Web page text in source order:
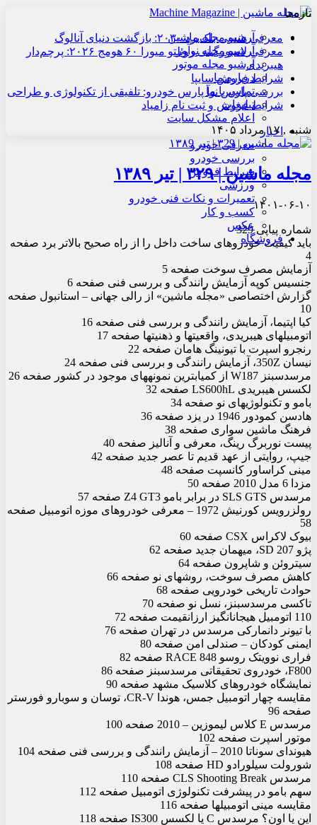
آرشیو مجله ماشین
آرشیو مجله نوآور
آرشیو مجله موتور
درباره ما
تماس با ما
تبلیغات
اعلام مشکل سایت
اخبار
معرفی خودرو
بررسی خودرو
شرایط فروش
ورزشی
تعمیرات و نکات فنی خودرو
کسب و کار
عکس
فروشگاه
تازه‌ها
معرفی هنسی بلک‌برد ۲۰۳۰: بازگشت دنیای آنالوگ
معرفی لامبورگینی روئلتو میورا ۶۰ هومج ۲۰۲۶: پرچم‌دار
هیبریدی
شرایط فروش سایپا
بررسی پارس نوآ پارس خودرو: تلفیقی از تکنولوژی و طراحی
شرایط فروش و ثبت نام زامیاد
شنبه , ۱۷ مرداد ۱۴۰۵
مجله ماشین | ۳۲۹ | تیر ۱۳۸۹
۱۴۰۱-۰۶-۱۰
شماره پیاپی 329
باید کیفیت خودروهای ساخت داخل را از راه صحیح بالاتر برد صفحه
4
آزمایش مصرف سوخت صفحه 5
جنسیس کوپه آزمایش رانندگی و بررسی فنی صفحه 6
گزارش اختصاصی «مجلّه ماشین» از رالی جهانی – استانبول صفحه
10
کیا اپتیما، آزمایش رانندگی و بررسی فنی صفحه 16
اتومبیل‏های هیبریدی، واقعیت‏ها و ذهنیت‏ها صفحه 17
رنجرو اسپرت با تیونینگ هامان صفحه 22
نی‏سان 350Z، آزمایش رانندگی و بررسی فنی صفحه 24
مرسدس‏بنز W187 از کمیاب‏ترین نمونه‏های موجود در کشور صفحه 26
لکسس هیبریدی LS600hL صفحه 32
ب‏ام‏و و تکنولوژی‏های نو صفحه 34
هادسن کمودور 1946 در یزد صفحه 36
فرهنگ ماشین سواری صفحه 38
پیست نوربرگ رینگ، معرفی و آنالیز صفحه 40
جیپ، روایتی از عهد قدیم تا عصر جدید صفحه 42
مینی کراس‏اور کانسپت صفحه 48
مزدا 6 مدل 2010 صفحه 50
مرسدس SLS GTS در برابر ب‏ام‏و Z4 GT3 صفحه 57
رولزرویس کورنیش 1972 – معرفی خودروهای موزه اتومبیل صفحه
58
بیوک لاکراس CSX صفحه 60
پژو 207 SD، میهمان جدید صفحه 62
سیتروئن و شاپرون صفحه 64
کاهش مصرف سوخت، روش‏های نو صفحه 66
حوادث تاریخی خودرویی صفحه 68
تاکسی مرسدس‏بنز، نسل نو صفحه 70
110 اتومبیل هیجان‏انگیز ارزان‏قیمت صفحه 72
با تیونر دانمارکی مرسدس در تهران صفحه 76
ایمنی کودکان – صندلی امن صفحه 80
فراری نوویتک روسو RACE 848 صفحه 82
F800، خودروی تحقیقاتی مرسدس‏بنز صفحه 86
نمایشگاه خودروهای کلاسیک مشهد صفحه 90
مقایسه چهار اتومبیل جمس، هوندا CR-V، توسان و سوبارو فورستر
صفحه 96
مرسدس E کلاس لیموزین – 2010 صفحه 100
موتور اسپرت صفحه 102
هیوندای سوناتا 2010 – آزمایش رانندگی و بررسی فنی صفحه 104
شورولت سیلورادو HD صفحه 108
مرسدس CLS Shooting Break صفحه 110
سهم ب‏ام‏و در پیشرفت تکنولوژی اتومبیل صفحه 112
مقایسه مینی اتومبیل‏ها صفحه 116
این یا اون؟ مرسدس ‏‏C یا لکسس IS300 صفحه 118